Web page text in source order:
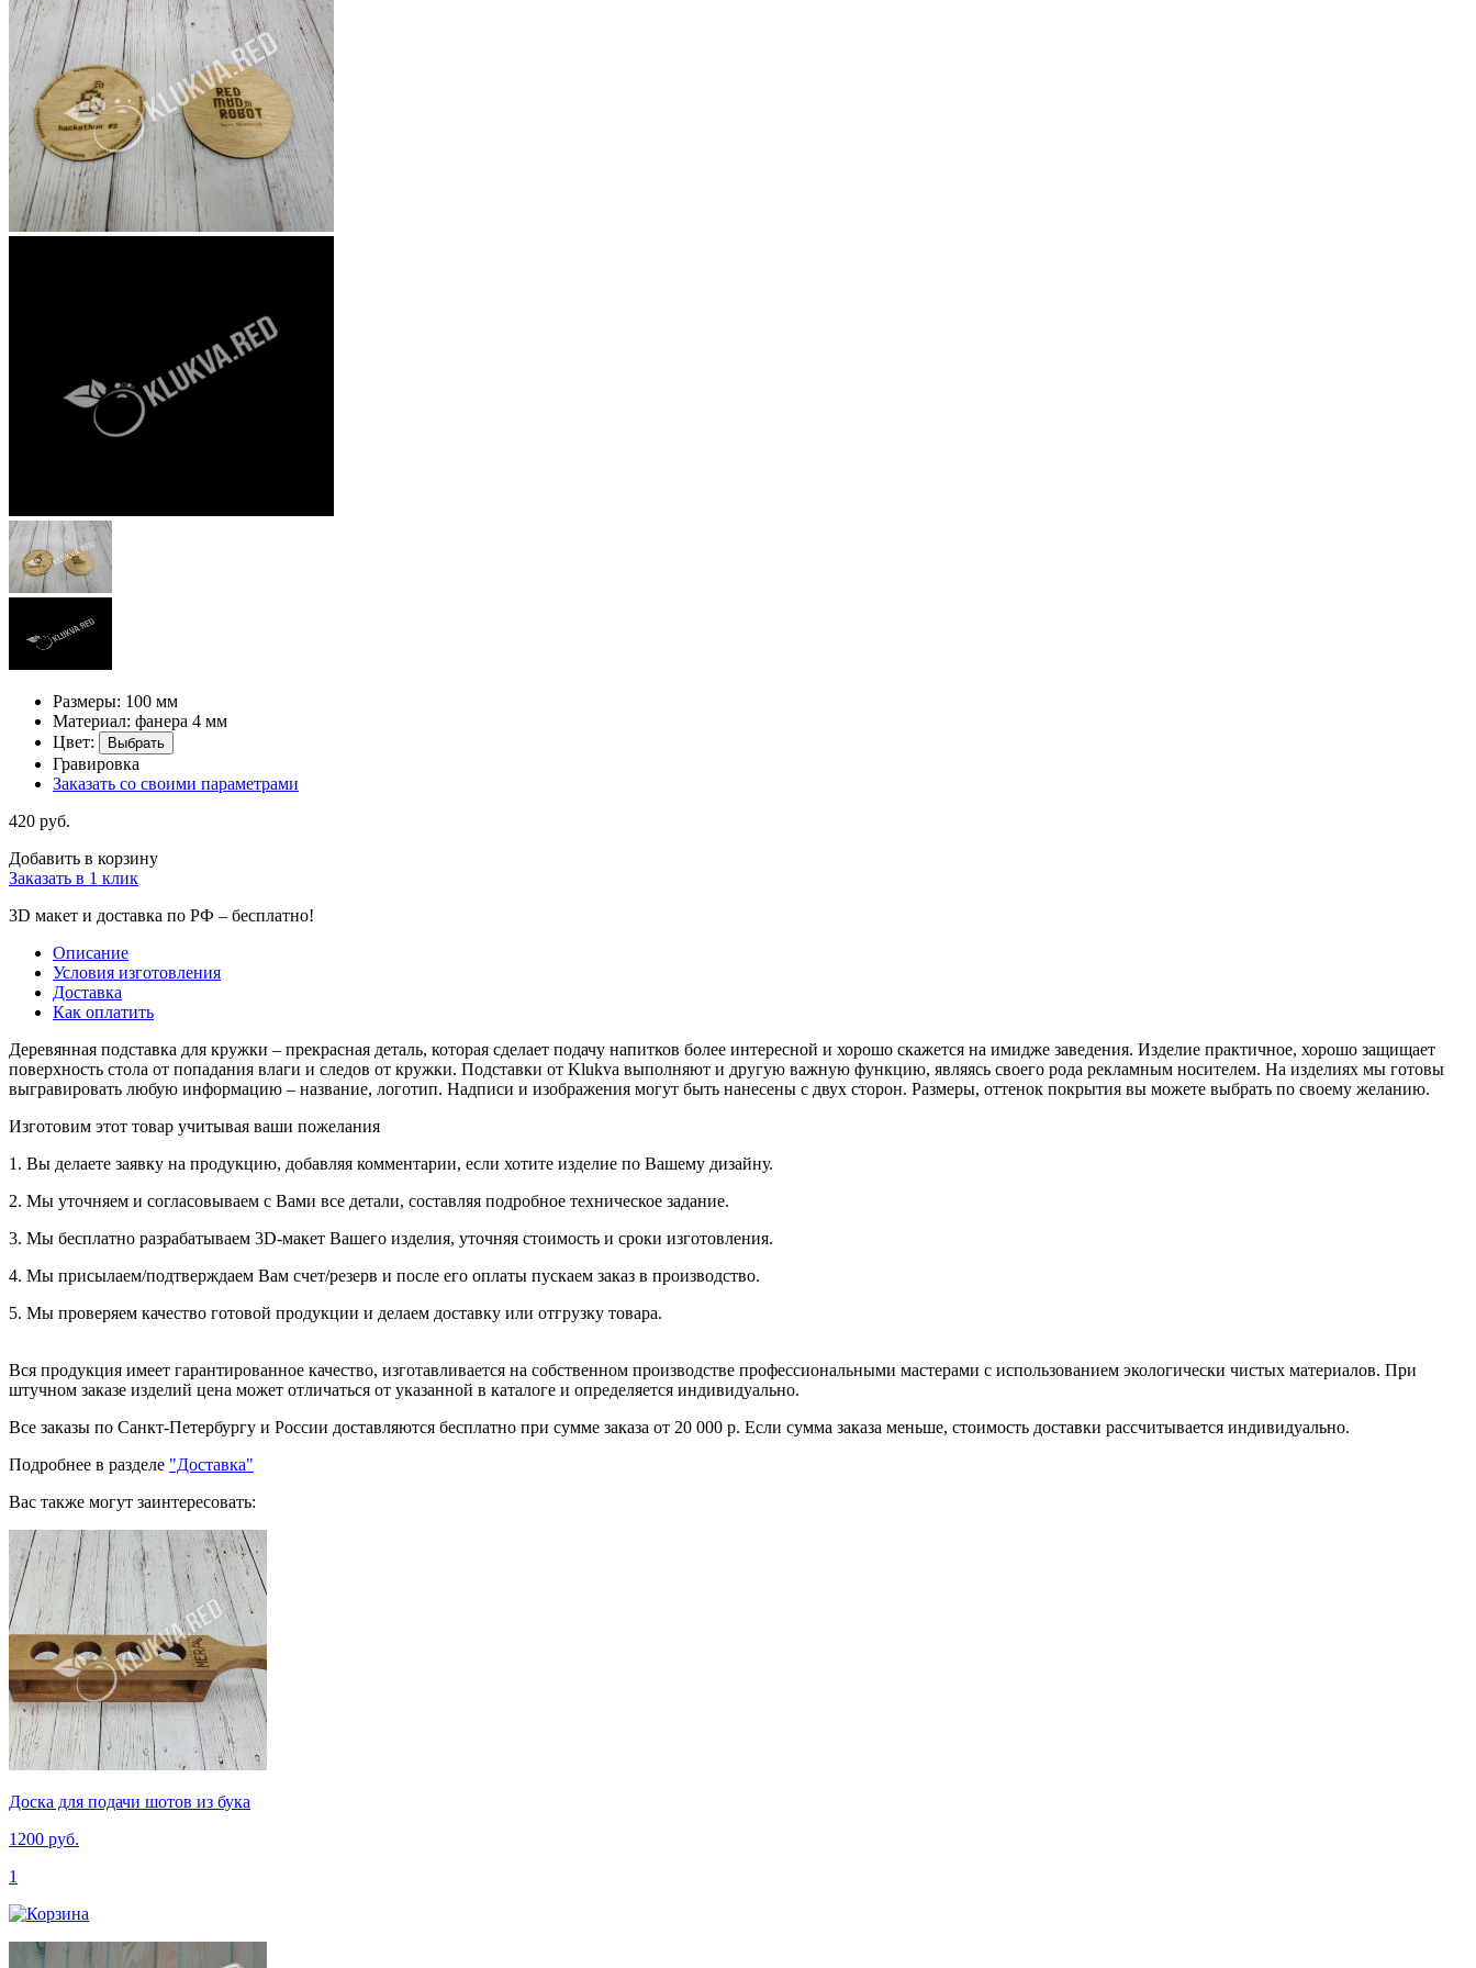
Размеры: 100 мм
Материал: фанера 4 мм
Цвет:
Выбрать
Гравировка
Заказать со своими параметрами
420 руб.
Добавить в корзину
Заказать в 1 клик
3D макет и доставка по РФ – бесплатно!
Описание
Условия изготовления
Доставка
Как оплатить
Деревянная подставка для кружки – прекрасная деталь, которая сделает подачу напитков более интересной и хорошо скажется на имидже заведения. Изделие практичное, хорошо защищает
поверхность стола от попадания влаги и следов от кружки. Подставки от Klukva выполняют и другую важную функцию, являясь своего рода рекламным носителем. На изделиях мы готовы
выгравировать любую информацию – название, логотип. Надписи и изображения могут быть нанесены с двух сторон. Размеры, оттенок покрытия вы можете выбрать по своему желанию.
Изготовим этот товар учитывая ваши пожелания
1. Вы делаете заявку на продукцию, добавляя комментарии, если хотите изделие по Вашему дизайну.
2. Мы уточняем и согласовываем с Вами все детали, составляя подробное техническое задание.
3. Мы бесплатно разрабатываем 3D-макет Вашего изделия, уточняя стоимость и сроки изготовления.
4. Мы присылаем/подтверждаем Вам счет/резерв и после его оплаты пускаем заказ в производство.
5. Мы проверяем качество готовой продукции и делаем доставку или отгрузку товара.
Вся продукция имеет гарантированное качество, изготавливается на собственном производстве профессиональными мастерами с использованием экологически чистых материалов. При
штучном заказе изделий цена может отличаться от указанной в каталоге и определяется индивидуально.
Все заказы по Санкт-Петербургу и России доставляются бесплатно при сумме заказа от 20 000 р. Если сумма заказа меньше, стоимость доставки рассчитывается индивидуально.
Подробнее в разделе "Доставка"
Вас также могут заинтересовать:
Доска для подачи шотов из бука
1200 руб.
1